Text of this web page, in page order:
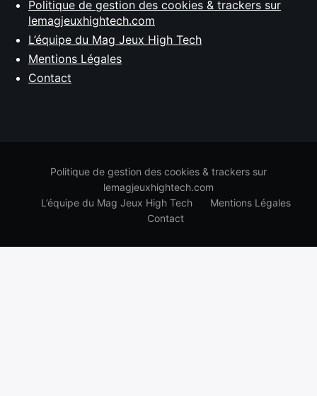
Politique de gestion des cookies & trackers sur
lemagjeuxhightech.com
L’équipe du Mag Jeux High Tech
Mentions Légales
Contact
Politique de gestion des cookies & trackers sur
lemagjeuxhightech.com
L’équipe du Mag Jeux High Tech
Mentions Légales
Contact